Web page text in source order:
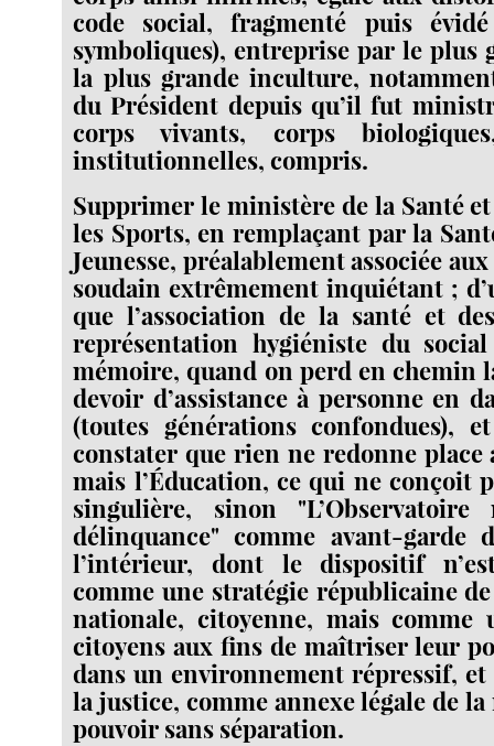
code social, fragmenté puis
symboliques), entreprise par le plus
la plus grande inculture,
du Président depuis qu’il fut
corps vivants, corps
institutionnelles, compris.
Supprimer le ministère de la Santé
les Sports, en remplaçant par la
Jeunesse, préalablement associée
soudain extrêmement inquiétant ;
que l’association de la santé et
représentation hygiéniste du
mémoire, quand on perd en chemin
devoir d’assistance à personne en
(toutes générations confondues),
constater que rien ne redonne place
mais l’Éducation, ce qui ne conçoit
singulière, sinon
délinquance" comme avant-garde
l’intérieur, dont le dispositif
comme une stratégie républicaine
nationale, citoyenne, mais comme
citoyens aux fins de maîtriser leur
dans un environnement répressif,
la justice, comme annexe légale de
pouvoir sans séparation.